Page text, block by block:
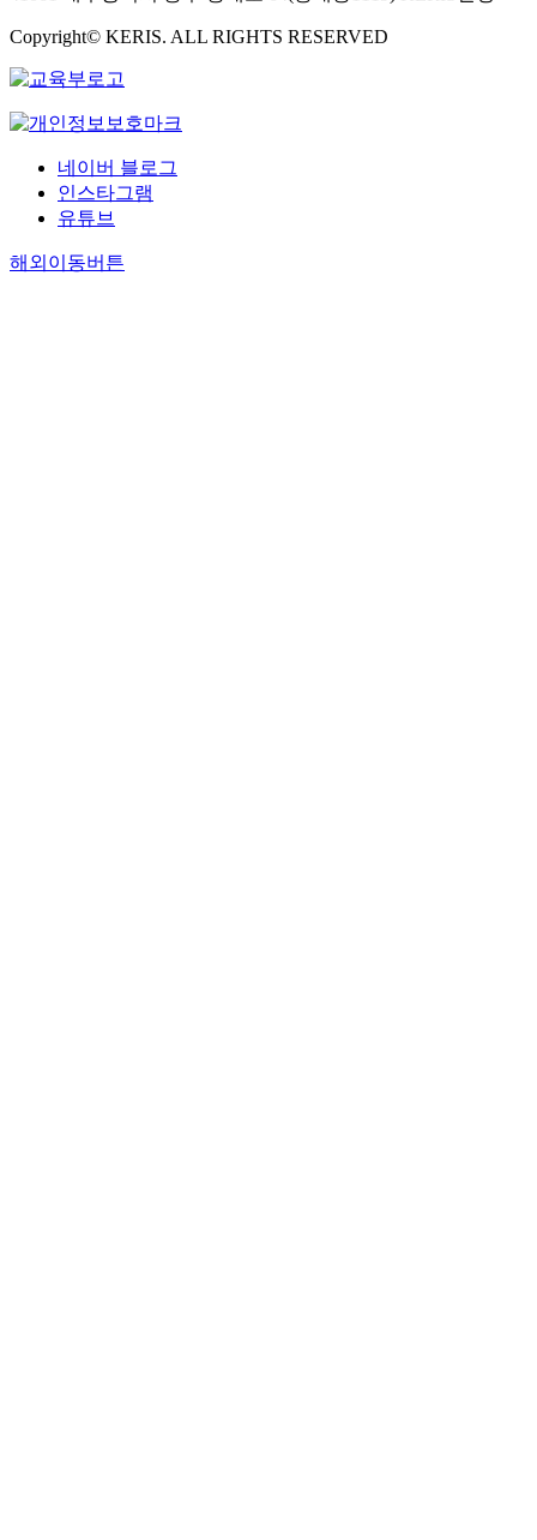
Copyright© KERIS. ALL RIGHTS RESERVED
네이버 블로그
인스타그램
유튜브
해외이동버튼